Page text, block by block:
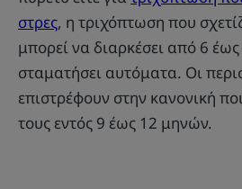
στρες, η τριχόπτωση που
μπορεί να διαρκέσει από 6
σταματήσει αυτόματα. Οι
επιστρέφουν στην κανονική
τους εντός 9 έως 12 μηνών.